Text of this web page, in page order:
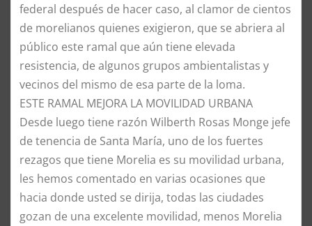
federal después de hacer caso, al clamor de cientos
de morelianos quienes exigieron, que se abriera al
público este ramal que aún tiene elevada
resistencia, de algunos grupos ambientalistas y
vecinos del mismo de esa parte de la loma.
ESTE RAMAL MEJORA LA MOVILIDAD URBANA
Desde luego tiene razón Wilberth Rosas Monge jefe
de tenencia de Santa María, uno de los fuertes
rezagos que tiene Morelia es su movilidad urbana,
les hemos comentado en varias ocasiones que
hacia donde usted se dirija, todas las ciudades
gozan de una excelente movilidad, menos Morelia